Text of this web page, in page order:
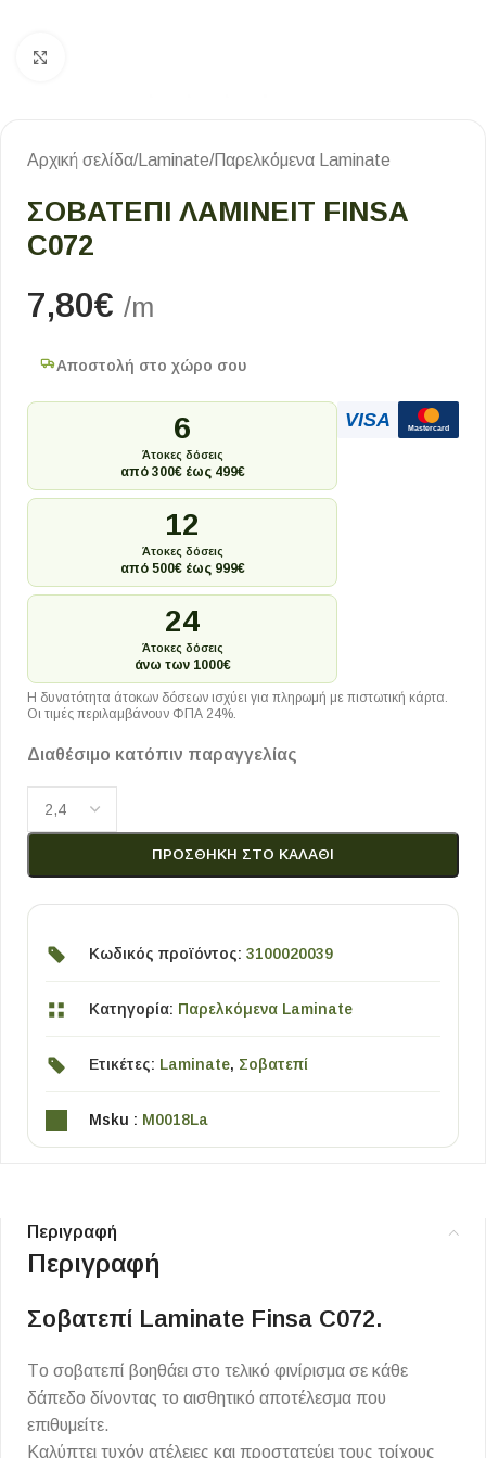
Αρχική σελίδα/Laminate/Παρελκόμενα Laminate
ΣΟΒΑΤΕΠΙ ΛΑΜΙΝΕΙΤ FINSA
C072
7,80€ /m
Αποστολή στο χώρο σου
6
Άτοκες δόσεις
από 300€ έως 499€
12
Άτοκες δόσεις
από 500€ έως 999€
24
Άτοκες δόσεις
άνω των 1000€
VISA Mastercard
Η δυνατότητα άτοκων δόσεων ισχύει για πληρωμή με πιστωτική κάρτα.
Οι τιμές περιλαμβάνουν ΦΠΑ 24%.
Διαθέσιμο κατόπιν παραγγελίας
ΠΡΟΣΘΉΚΗ ΣΤΟ ΚΑΛΆΘΙ
Κωδικός προϊόντος: 3100020039
Κατηγορία: Παρελκόμενα Laminate
Ετικέτες: Laminate, Σοβατεπί
Msku : M0018La
Περιγραφή
Περιγραφή
Σοβατεπί Laminate Finsa C072.
Τo σοβατεπί βοηθάει στο τελικό φινίρισμα σε κάθε
δάπεδο δίνοντας το αισθητικό αποτέλεσμα που
επιθυμείτε.
Καλύπτει τυχόν ατέλειες και προστατεύει τους τοίχους